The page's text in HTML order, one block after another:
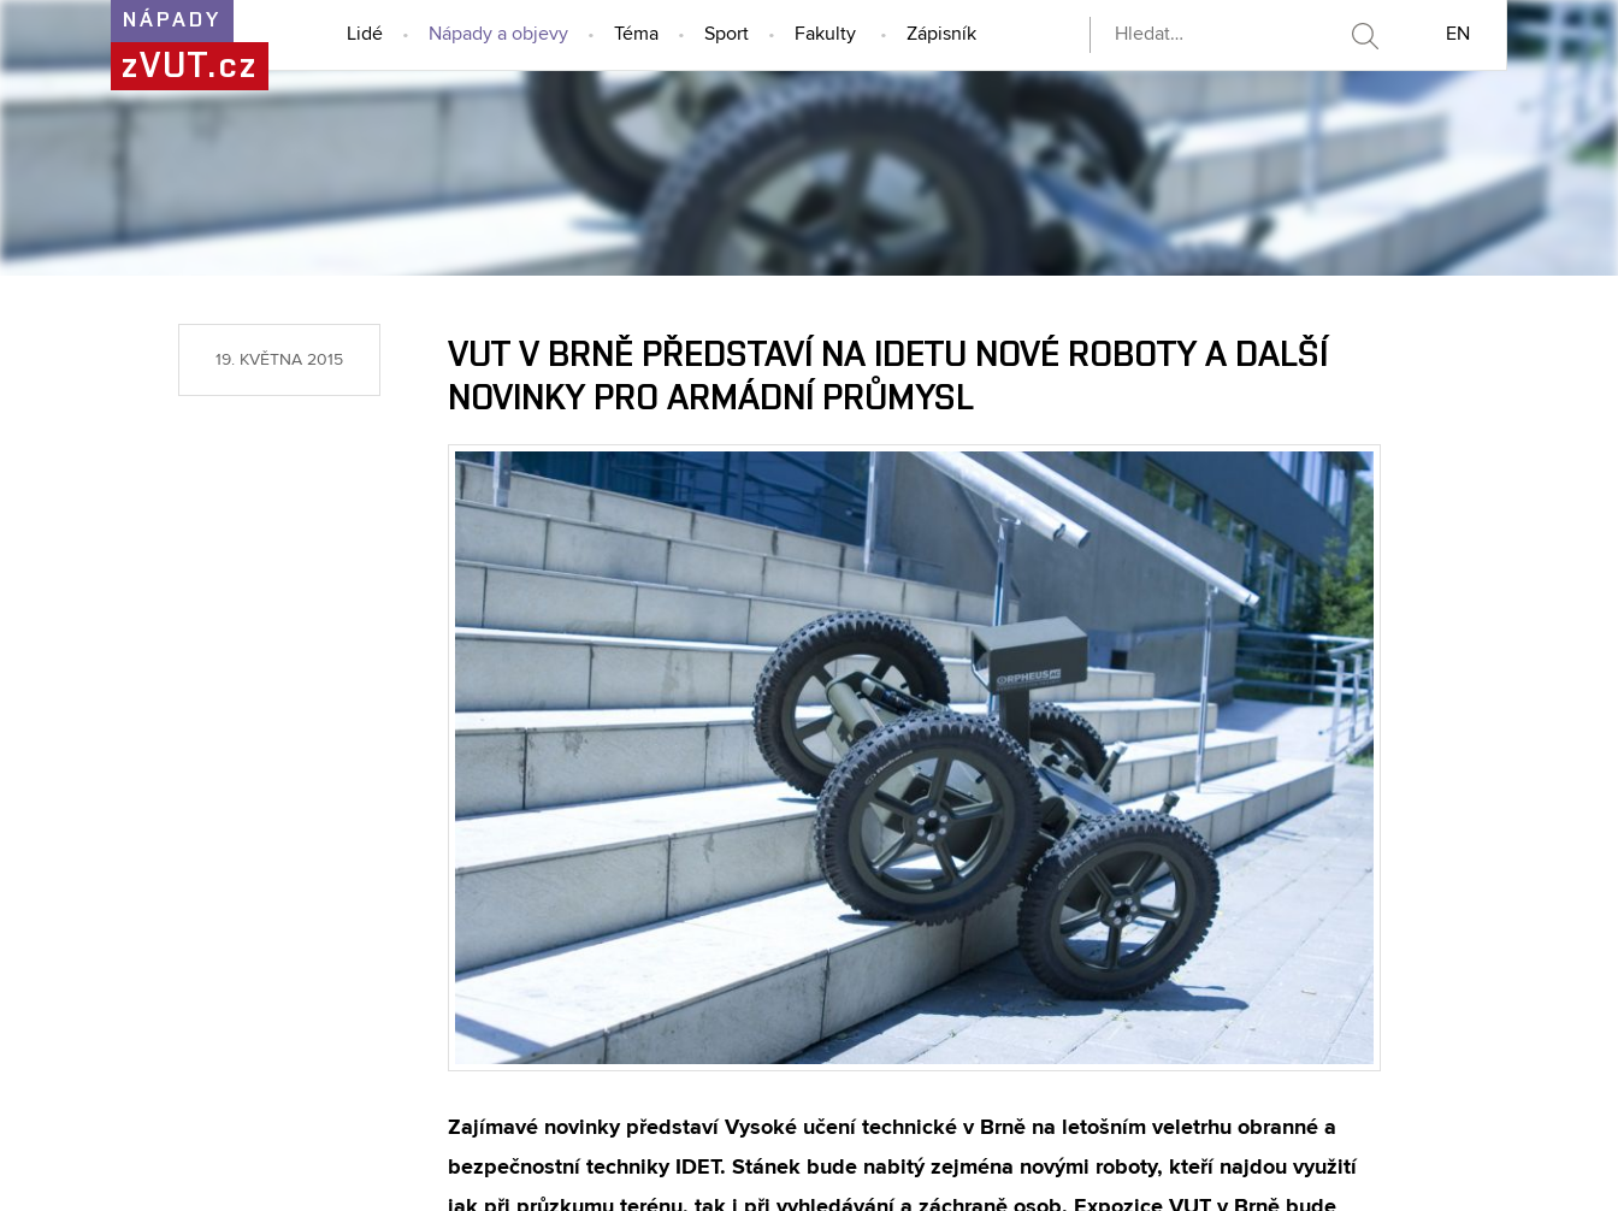
NÁPADY
zVUT.cz
Lidé Nápady a objevy Téma Sport Fakulty Zápisník EN
NÁPADY A OBJEVY
19. KVĚTNA 2015
VUT V BRNĚ PŘEDSTAVÍ NA IDETU NOVÉ ROBOTY A DALŠÍ
NOVINKY PRO ARMÁDNÍ PRŮMYSL
Zajímavé novinky představí Vysoké učení technické v Brně na letošním veletrhu obranné a
bezpečnostní techniky IDET. Stánek bude nabitý zejména novými roboty, kteří najdou využití